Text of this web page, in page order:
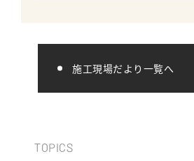
施工現場だより一覧へ
TOPICS